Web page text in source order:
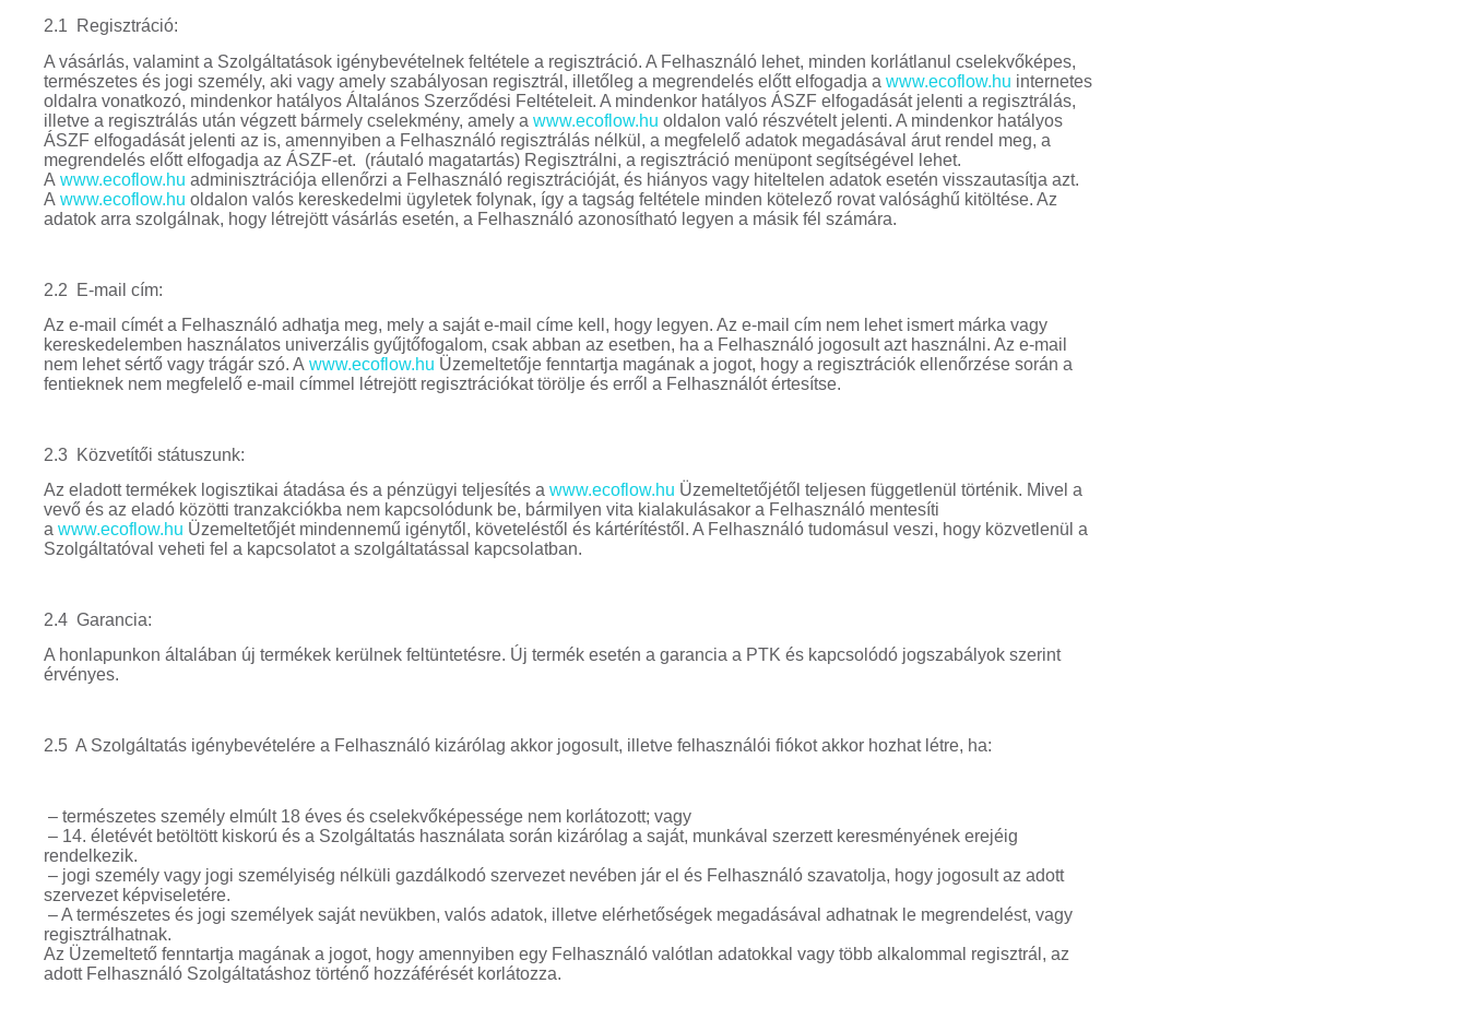
2.1 Regisztráció:
A vásárlás, valamint a Szolgáltatások igénybevételnek feltétele a regisztráció. A Felhasználó lehet, minden korlátlanul cselekvőképes,
természetes és jogi személy, aki vagy amely szabályosan regisztrál, illetőleg a megrendelés előtt elfogadja a www.ecoflow.hu internetes
oldalra vonatkozó, mindenkor hatályos Általános Szerződési Feltételeit. A mindenkor hatályos ÁSZF elfogadását jelenti a regisztrálás,
illetve a regisztrálás után végzett bármely cselekmény, amely a www.ecoflow.hu oldalon való részvételt jelenti. A mindenkor hatályos
ÁSZF elfogadását jelenti az is, amennyiben a Felhasználó regisztrálás nélkül, a megfelelő adatok megadásával árut rendel meg, a
megrendelés előtt elfogadja az ÁSZF-et. (ráutaló magatartás) Regisztrálni, a regisztráció menüpont segítségével lehet.
A www.ecoflow.hu adminisztrációja ellenőrzi a Felhasználó regisztrációját, és hiányos vagy hiteltelen adatok esetén visszautasítja azt.
A www.ecoflow.hu oldalon valós kereskedelmi ügyletek folynak, így a tagság feltétele minden kötelező rovat valósághű kitöltése. Az
adatok arra szolgálnak, hogy létrejött vásárlás esetén, a Felhasználó azonosítható legyen a másik fél számára.
2.2 E-mail cím:
Az e-mail címét a Felhasználó adhatja meg, mely a saját e-mail címe kell, hogy legyen. Az e-mail cím nem lehet ismert márka vagy
kereskedelemben használatos univerzális gyűjtőfogalom, csak abban az esetben, ha a Felhasználó jogosult azt használni. Az e-mail
nem lehet sértő vagy trágár szó. A www.ecoflow.hu Üzemeltetője fenntartja magának a jogot, hogy a regisztrációk ellenőrzése során a
fentieknek nem megfelelő e-mail címmel létrejött regisztrációkat törölje és erről a Felhasználót értesítse.
2.3 Közvetítői státuszunk:
Az eladott termékek logisztikai átadása és a pénzügyi teljesítés a www.ecoflow.hu Üzemeltetőjétől teljesen függetlenül történik. Mivel a
vevő és az eladó közötti tranzakciókba nem kapcsolódunk be, bármilyen vita kialakulásakor a Felhasználó mentesíti
a www.ecoflow.hu Üzemeltetőjét mindennemű igénytől, követeléstől és kártérítéstől. A Felhasználó tudomásul veszi, hogy közvetlenül a
Szolgáltatóval veheti fel a kapcsolatot a szolgáltatással kapcsolatban.
2.4 Garancia:
A honlapunkon általában új termékek kerülnek feltüntetésre. Új termék esetén a garancia a PTK és kapcsolódó jogszabályok szerint
érvényes.
2.5 A Szolgáltatás igénybevételére a Felhasználó kizárólag akkor jogosult, illetve felhasználói fiókot akkor hozhat létre, ha:
– természetes személy elmúlt 18 éves és cselekvőképessége nem korlátozott; vagy
– 14. életévét betöltött kiskorú és a Szolgáltatás használata során kizárólag a saját, munkával szerzett keresményének erejéig
rendelkezik.
– jogi személy vagy jogi személyiség nélküli gazdálkodó szervezet nevében jár el és Felhasználó szavatolja, hogy jogosult az adott
szervezet képviseletére.
– A természetes és jogi személyek saját nevükben, valós adatok, illetve elérhetőségek megadásával adhatnak le megrendelést, vagy
regisztrálhatnak.
Az Üzemeltető fenntartja magának a jogot, hogy amennyiben egy Felhasználó valótlan adatokkal vagy több alkalommal regisztrál, az
adott Felhasználó Szolgáltatáshoz történő hozzáférését korlátozza.